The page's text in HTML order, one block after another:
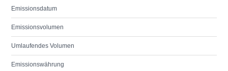
Emissionsdatum
Emissionsvolumen
Umlaufendes Volumen
Emissionswährung